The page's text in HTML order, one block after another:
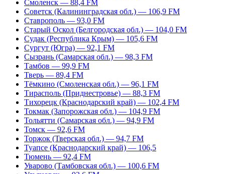
Смоленск — 88,4 FM
Советск (Калининградская обл.) — 106,9 FM
Ставрополь — 93,0 FM
Старый Оскол (Белгородская обл.) — 104,0 FM
Судак (Республика Крым) — 105,6 FM
Сургут (Югра) — 92,1 FM
Сызрань (Самарская обл.) — 98,3 FM
Тамбов — 99,9 FM
Тверь — 89,4 FM
Тёмкино (Смоленская обл.) — 96,1 FM
Тирасполь (Приднестровье) — 88,3 FM
Тихорецк (Краснодарский край) — 102,4 FM
Токмак (Запорожская обл.) — 104,9 FM
Тольятти (Самарская обл.) — 94,9 FM
Томск — 92,6 FM
Торжок (Тверская обл.) — 94,7 FM
Туапсе (Краснодарский край) — 106,5
Тюмень — 92,4 FM
Уварово (Тамбовская обл.) — 100,6 FM